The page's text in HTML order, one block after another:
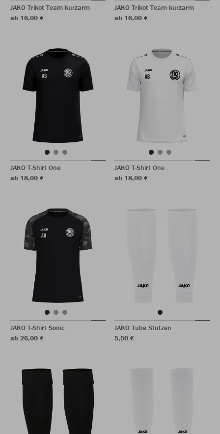
JAKO Trikot Team kurzarm
ab 16,00 €
JAKO Trikot Team kurzarm
ab 16,00 €
JAKO T-Shirt One
ab 18,00 €
JAKO T-Shirt One
ab 18,00 €
JAKO T-Shirt Sonic
ab 26,00 €
JAKO Tube Stutzen
5,50 €